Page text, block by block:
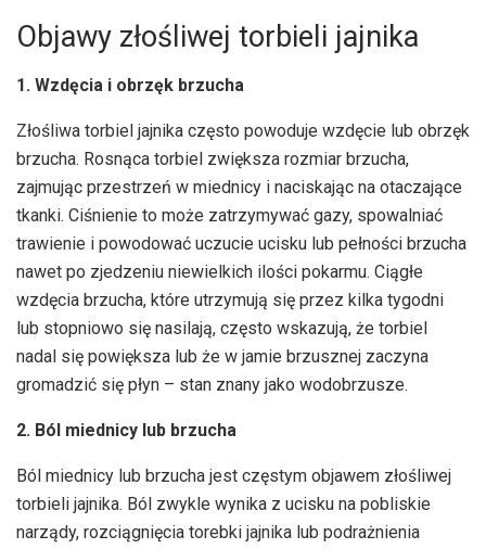
Objawy złośliwej torbieli jajnika
1. Wzdęcia i obrzęk brzucha
Złośliwa torbiel jajnika często powoduje wzdęcie lub obrzęk
brzucha. Rosnąca torbiel zwiększa rozmiar brzucha,
zajmując przestrzeń w miednicy i naciskając na otaczające
tkanki. Ciśnienie to może zatrzymywać gazy, spowalniać
trawienie i powodować uczucie ucisku lub pełności brzucha
nawet po zjedzeniu niewielkich ilości pokarmu. Ciągłe
wzdęcia brzucha, które utrzymują się przez kilka tygodni
lub stopniowo się nasilają, często wskazują, że torbiel
nadal się powiększa lub że w jamie brzusznej zaczyna
gromadzić się płyn – stan znany jako wodobrzusze.
2. Ból miednicy lub brzucha
Ból miednicy lub brzucha jest częstym objawem złośliwej
torbieli jajnika. Ból zwykle wynika z ucisku na pobliskie
narządy, rozciągnięcia torebki jajnika lub podrażnienia